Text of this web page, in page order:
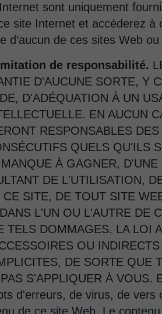
sont uniquement
site Internet et accéderez à
d’aucun de ces sites Web
de responsabilité.
D'AUCUNE SORTE, Y
D'ADÉQUATION À UN
EN AUCUN
RESPONSABLES
QUELS QU'ILS
À GAGNER,
DE L'UTILISATION,
SITE, DE TOUT SITE
L'UN OU L'AUTRE DE
TELS DOMMAGES. LA LOI
OU
DE SORTE QUE
S'APPLIQUER À
d'erreurs, de virus, de vers
de ce site Web. Le